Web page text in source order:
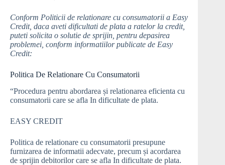
Conform Politicii de relationare cu consumatorii a Easy
Credit, daca aveti dificultati de plata a ratelor la credit,
puteti solicita o solutie de sprijin, pentru depasirea
problemei, conform informatiilor publicate de Easy
Credit:
Politica De Relationare Cu Consumatorii
“Procedura pentru abordarea și relationarea eficienta cu
consumatorii care se afla In dificultate de plata.
EASY CREDIT
Politica de relationare cu consumatorii presupune
furnizarea de informatii adecvate, precum și acordarea
de sprijin debitorilor care se afla In dificultate de plata.